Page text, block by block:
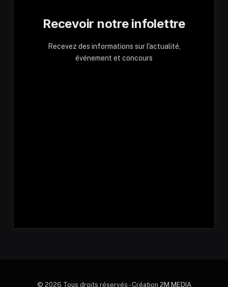
Recevoir notre infolettre
Recevez des informations sur l'actualité,
événement et concours
© 2026 Tous droits réservés - Création 2M MEDIA